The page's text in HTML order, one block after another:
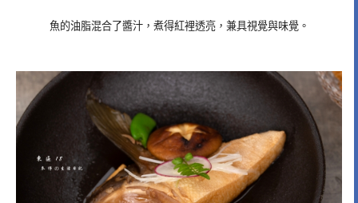
魚的油脂混合了醬汁，煮得紅裡透亮，兼具視覺與味覺。